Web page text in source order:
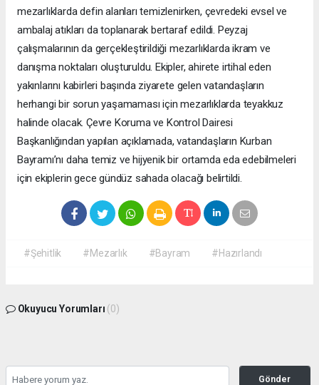
mezarlıklarda defin alanları temizlenirken, çevredeki evsel ve
ambalaj atıkları da toplanarak bertaraf edildi. Peyzaj
çalışmalarının da gerçekleştirildiği mezarlıklarda ikram ve
danışma noktaları oluşturuldu. Ekipler, ahirete irtihal eden
yakınlarını kabirleri başında ziyarete gelen vatandaşların
herhangi bir sorun yaşamaması için mezarlıklarda teyakkuz
halinde olacak. Çevre Koruma ve Kontrol Dairesi
Başkanlığından yapılan açıklamada, vatandaşların Kurban
Bayramı’nı daha temiz ve hijyenik bir ortamda eda edebilmeleri
için ekiplerin gece gündüz sahada olacağı belirtildi.
#Şehitlik #Mezarlık #Bayram #Hazırlandı
Okuyucu Yorumları (0)
Gönder